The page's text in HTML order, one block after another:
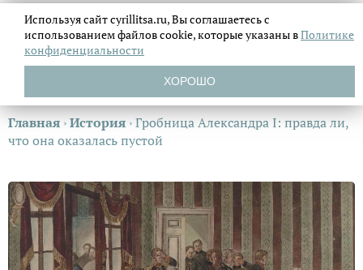
Главная ›История ›Гробница Александра I: правда ли,
что она оказалась пустой
Используя сайт cyrillitsa.ru, Вы соглашаетесь с
использованием файловcookie, которые указаны вПолитике
конфиденциальности
ХОРОШО